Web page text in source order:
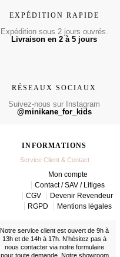
EXPÉDITION RAPIDE
Expédition sous 2 jours ouvrés.
Livraison en 2 à 5 jours
RÉSEAUX SOCIAUX
Suivez-nous sur Instagram
@minikane_for_kids
INFORMATIONS
Service Client & Contact
Mon compte
Contact / SAV / Litiges
CGV
Devenir Revendeur
RGPD
Mentions légales
Notre service client est ouvert de 9h à
13h et de 14h à 17h. N’hésitez pas à
nous contacter via notre formulaire
pour toute demande. Notre showroom